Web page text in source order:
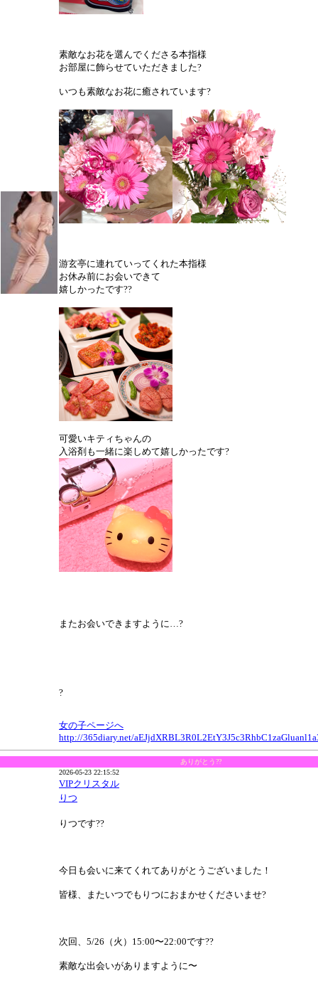
素敵なお花を選んでくださる本指様
お部屋に飾らせていただきました?
いつも素敵なお花に癒されています?
游玄亭に連れていってくれた本指様
お休み前にお会いできて
嬉しかったです??
可愛いキティちゃんの
入浴剤も一緒に楽しめて嬉しかったです?
またお会いできますように…?
?
女の子ページへ
http://365diary.net/
ありがとう??
2026-05-23 22:15:52
VIPクリスタル
りつ
りつです??
今日も会いに来てくれてありがとうございました！
皆様、またいつでもりつにおまかせくださいませ?
次回、5/26（火）15:00〜22:00です??
素敵な出会いがありますように〜